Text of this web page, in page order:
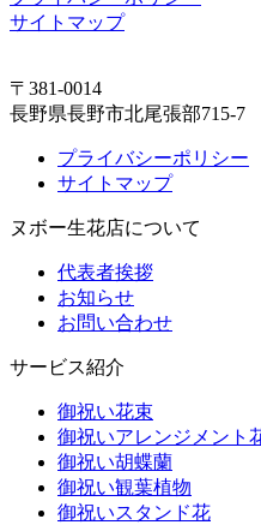
サイトマップ
〒381-0014
長野県長野市北尾張部715-7
プライバシーポリシー
サイトマップ
ヌボー生花店について
代表者挨拶
お知らせ
お問い合わせ
サービス紹介
御祝い花束
御祝いアレンジメント
御祝い胡蝶蘭
御祝い観葉植物
御祝いスタンド花